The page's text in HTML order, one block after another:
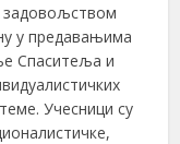
задовољством
у предавањима
Спаситеља и
Учесници су